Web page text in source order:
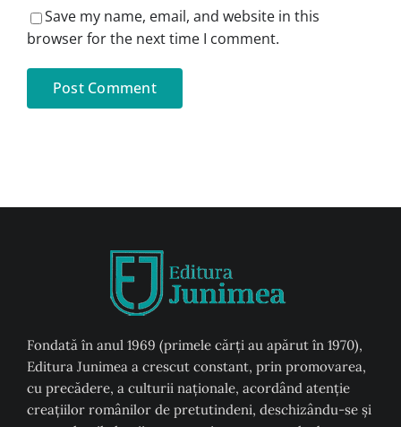
Save my name, email, and website in this
browser for the next time I comment.
Fondată în anul 1969 (primele cărți au apărut în 1970),
Editura Junimea a crescut constant, prin promovarea,
cu precădere, a culturii naţionale, acordând atenţie
creaţiilor românilor de pretutindeni, deschizându-se şi